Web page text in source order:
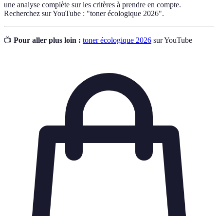
une analyse complète sur les critères à prendre en compte.
Recherchez sur YouTube : "toner écologique 2026".
📺 Pour aller plus loin : toner écologique 2026 sur YouTube